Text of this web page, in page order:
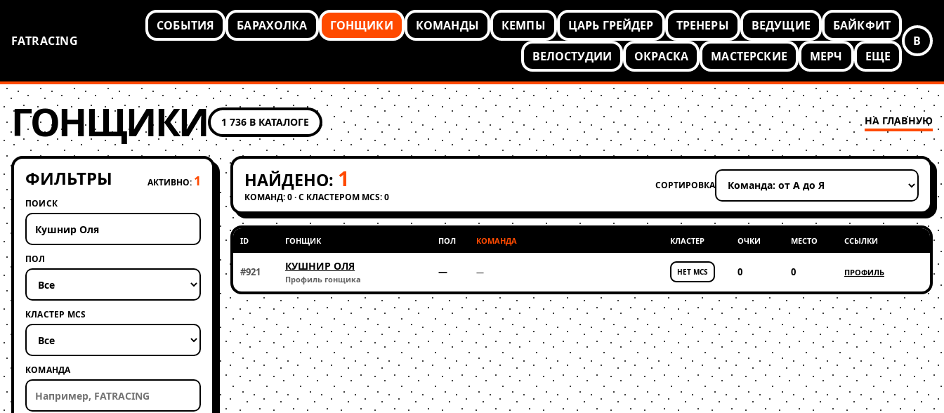
FATRACING
СОБЫТИЯ БАРАХОЛКА ГОНЩИКИ КОМАНДЫ КЕМПЫ ЦАРЬ ГРЕЙДЕР ТРЕНЕРЫ ВЕДУЩИЕ
БАЙКФИТ
ВЕЛОСТУДИИ
ОКРАСКА МАСТЕРСКИЕ МЕРЧ ЕЩЕ
В
ГОНЩИКИ 1 736 В КАТАЛОГЕ НА ГЛАВНУЮ
ФИЛЬТРЫ АКТИВНО: 1
ПОИСК
ПОЛ
КЛАСТЕР MCS
КОМАНДА
НАЙДЕНО: 1
КОМАНД: 0 · С КЛАСТЕРОМ MCS: 0
СОРТИРОВКА
Применить сортировку
ID ГОНЩИК ПОЛ КОМАНДА КЛАСТЕР ОЧКИ МЕСТО ССЫЛКИ
#921 КУШНИР ОЛЯ
Профиль гонщика
— — НЕТ MCS 0 0 ПРОФИЛЬ